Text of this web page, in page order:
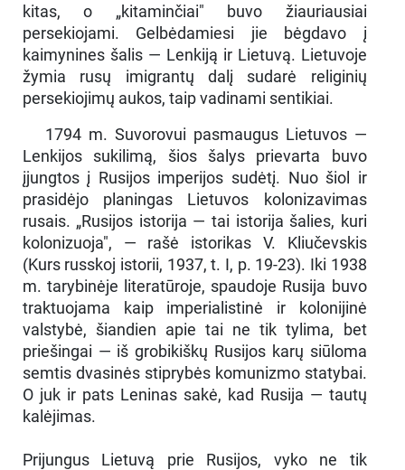
kitas, o „kitaminčiai" buvo žiauriausiai
persekiojami. Gelbėdamiesi jie bėgdavo į
kaimynines šalis — Lenkiją ir Lietuvą. Lietuvoje
žymia rusų imigrantų dalį sudarė religinių
persekiojimų aukos, taip vadinami sentikiai.
1794 m. Suvorovui pasmaugus Lietuvos —
Lenkijos sukilimą, šios šalys prievarta buvo
įjungtos į Rusijos imperijos sudėtį. Nuo šiol ir
prasidėjo planingas Lietuvos kolonizavimas
rusais. „Rusijos istorija — tai istorija šalies, kuri
kolonizuoja", — rašė istorikas V. Kliučevskis
(Kurs russkoj istorii, 1937, t. I, p. 19-23). Iki 1938
m. tarybinėje literatūroje, spaudoje Rusija buvo
traktuojama kaip imperialistinė ir kolonijinė
valstybė, šiandien apie tai ne tik tylima, bet
priešingai — iš grobikiškų Rusijos karų siūloma
semtis dvasinės stiprybės komunizmo statybai.
O juk ir pats Leninas sakė, kad Rusija — tautų
kalėjimas.
Prijungus Lietuvą prie Rusijos, vyko ne tik